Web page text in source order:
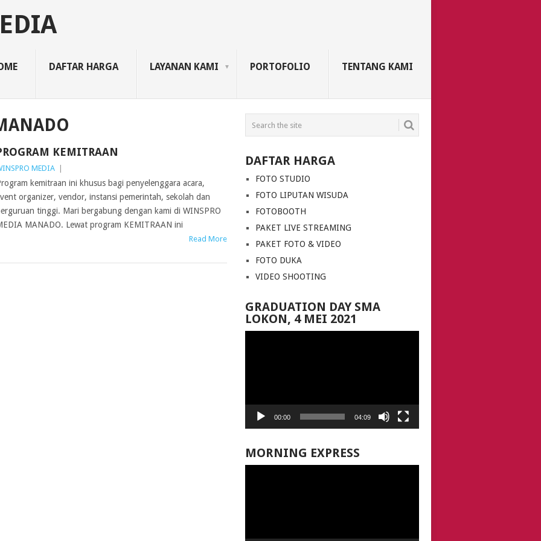
DAFTAR HARGA LAYANAN KAMI PORTOFOLIO TENTANG KAMI
KEMITRAAN
MEDIA
kemitraan ini khusus bagi penyelenggara acara,
organizer, vendor, instansi pemerintah, sekolah dan
tinggi. Mari bergabung dengan kami di WINSPRO
MANADO. Lewat program KEMITRAAN ini
Read More
DAFTAR HARGA
FOTO STUDIO
FOTO LIPUTAN WISUDA
FOTOBOOTH
PAKET LIVE STREAMING
PAKET FOTO & VIDEO
FOTO DUKA
VIDEO SHOOTING
GRADUATION DAY SMA
LOKON, 4 MEI 2021
00:00 04:09
MORNING EXPRESS